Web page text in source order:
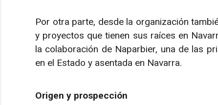
Por otra parte, desde la organización
y proyectos que tienen sus raíces en
la colaboración de Naparbier, una de las
en el Estado y asentada en Navarra.
Origen y prospección